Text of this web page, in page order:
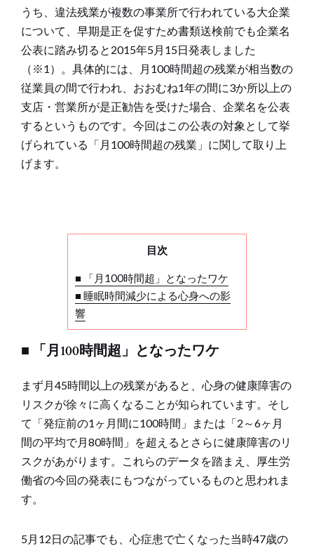
うち、違法残業が複数の事業所で行われている大企業
について、早期是正を促すため書類送検前でも企業名
公表に踏み切ると2015年5月15日発表しました
（※1）。具体的には、月100時間超の残業が相当数の
従業員の間で行われ、おおむね1年の間に3か所以上の
支店・営業所が是正勧告を受けた場合、企業名を公表
するというものです。今回はこの公表の対象として挙
げられている「月100時間超の残業」に関して取り上
げます。
目次
■ 「月100時間超」となったワケ
■ 睡眠時間減少による心身への影
響
■ 「月100時間超」となったワケ
まず月45時間以上の残業があると、心身の健康障害の
リスクが徐々に高くなることが知られています。そし
て「発症前の1ヶ月間に100時間」または「2～6ヶ月
間の平均で月80時間」を超えるとさらに健康障害のリ
スクがあがります。これらのデータを踏まえ、厚生労
働省の今回の発表にもつながっているものと思われま
す。
5月12日の記事でも、心症患で亡くなった当時47歳の